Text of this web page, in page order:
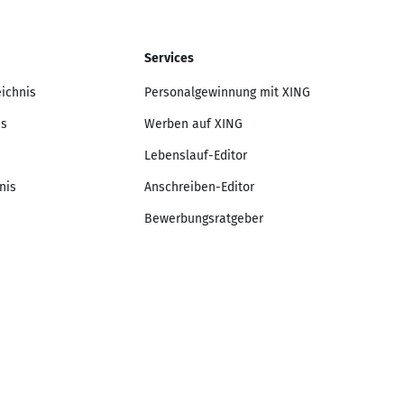
Services
Personalgewinnung mit XING
Werben auf XING
Lebenslauf-Editor
Anschreiben-Editor
Bewerbungsratgeber